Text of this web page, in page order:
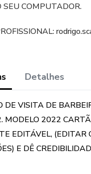
SEU COMPUTADOR.
Detalhes
DE VISITA DE
MODELO 2022
EDITÁVEL, (EDITAR
E DÊ